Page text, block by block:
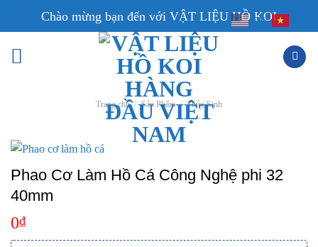
Chào mừng bạn đến với VẬT LIỆU HỒ KOI
Trang chủ / Sản Phẩm / Thủy Sinh
Phao Cơ Làm Hồ Cá Công Nghệ phi 32
40mm
0₫
EN